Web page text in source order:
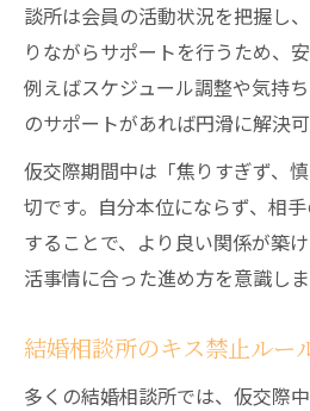
談所は会員の活動状況を把握し
りながらサポートを行うため、
例えばスケジュール調整や気持
のサポートがあれば円滑に解決可
仮交際期間中は「焦りすぎず、
切です。自分本位にならず、相
することで、より良い関係が築
活事情に合った進め方を意識しま
結婚相談所のキス禁止ルー
多くの結婚相談所では、仮交際